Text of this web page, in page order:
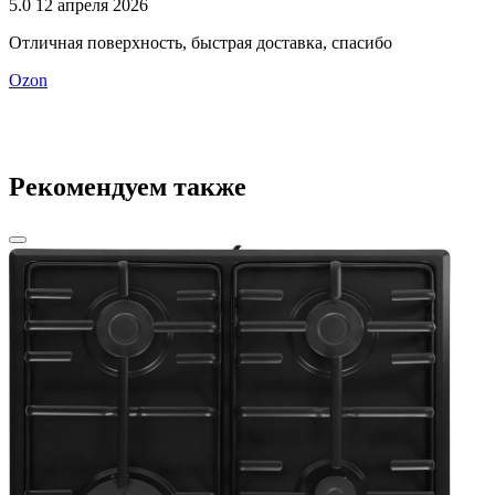
5.0 12 апреля 2026
Отличная поверхность, быстрая доставка, спасибо
Ozon
Рекомендуем также